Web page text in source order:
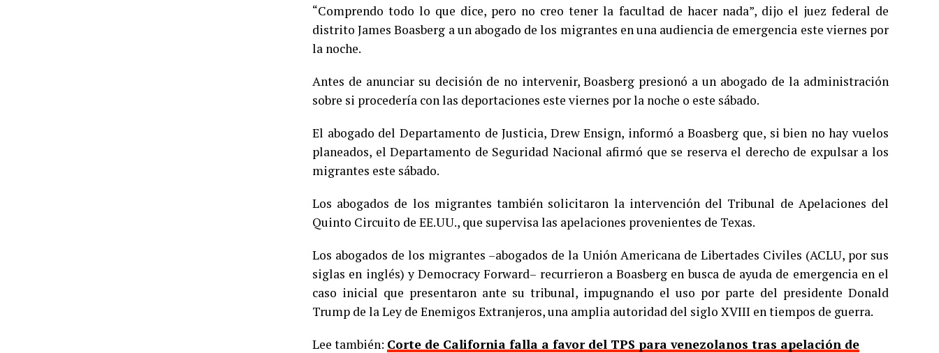
“Comprendo todo lo que dice, pero no creo tener la facultad de hacer nada”, dijo el juez federal de
distrito James Boasberg a un abogado de los migrantes en una audiencia de emergencia este viernes por
la noche.
Antes de anunciar su decisión de no intervenir, Boasberg presionó a un abogado de la administración
sobre si procedería con las deportaciones este viernes por la noche o este sábado.
El abogado del Departamento de Justicia, Drew Ensign, informó a Boasberg que, si bien no hay vuelos
planeados, el Departamento de Seguridad Nacional afirmó que se reserva el derecho de expulsar a los
migrantes este sábado.
Los abogados de los migrantes también solicitaron la intervención del Tribunal de Apelaciones del
Quinto Circuito de EE.UU., que supervisa las apelaciones provenientes de Texas.
Los abogados de los migrantes –abogados de la Unión Americana de Libertades Civiles (ACLU, por sus
siglas en inglés) y Democracy Forward– recurrieron a Boasberg en busca de ayuda de emergencia en el
caso inicial que presentaron ante su tribunal, impugnando el uso por parte del presidente Donald
Trump de la Ley de Enemigos Extranjeros, una amplia autoridad del siglo XVIII en tiempos de guerra.
Lee también: Corte de California falla a favor del TPS para venezolanos tras apelación de